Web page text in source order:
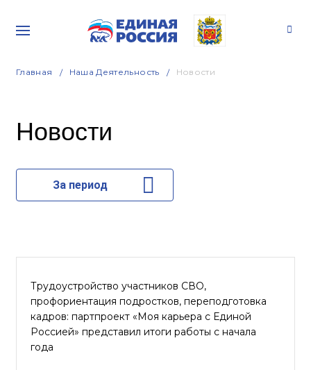
Главная Наша Деятельность Новости
Новости
За период
Трудоустройство участников СВО,
профориентация подростков, переподготовка
кадров: партпроект «Моя карьера с Единой
Россией» представил итоги работы с начала
года